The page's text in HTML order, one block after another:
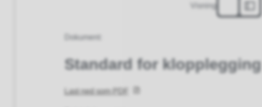
Visning
Dokument
Standard for klopplegging
Last ned som PDF